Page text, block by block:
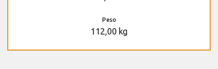
Peso
112,00 kg